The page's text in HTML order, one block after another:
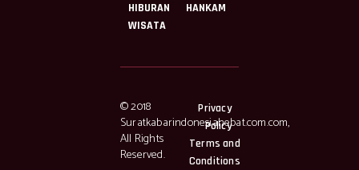
HIBURAN
HANKAM
WISATA
© 2018
Suratkabarindonesiahebat.com.com,
All Rights
Reserved.
Privacy
Policy
Terms and
Conditions